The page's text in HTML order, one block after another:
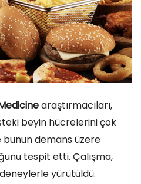
araştırmacıları,
beyin hücrelerini çok
bunun demans üzere
tespit etti. Çalışma,
yürütüldü.